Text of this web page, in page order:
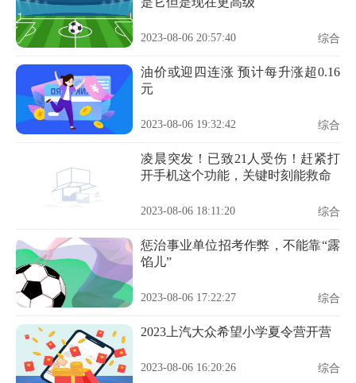
2023-08-06 20:57:40 综合
油价或迎四连涨 预计每升涨超0.16
元
2023-08-06 19:32:42 综合
凌晨突发！已致21人受伤！赶紧打
开手机这个功能，关键时刻能救命
2023-08-06 18:11:20 综合
惩治事业单位招考作弊，不能靠“露
馅儿”
2023-08-06 17:22:27 综合
2023上汽大众希望小学夏令营开营
2023-08-06 16:20:26 综合